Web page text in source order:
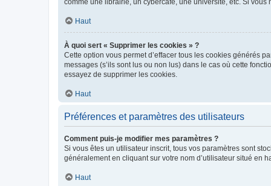
Haut
À quoi sert « Supprimer les cookies » ?
Cette option vous permet d’effacer tous les cookies générés
messages (s’ils sont lus ou non lus) dans le cas où cette
essayez de supprimer les cookies.
Haut
Préférences et paramètres des utilisateurs
Comment puis-je modifier mes paramètres ?
Si vous êtes un utilisateur inscrit, tous vos paramètres sont
généralement en cliquant sur votre nom d’utilisateur situé en
Haut